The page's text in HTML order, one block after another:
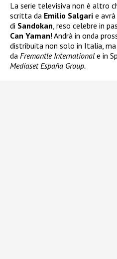
La serie televisiva non è altro
scritta da Emilio Salgari e
di Sandokan, reso celebre in
Can Yaman! Andrà in onda
distribuita non solo in Italia,
da Fremantle International e in
Mediaset España Group.